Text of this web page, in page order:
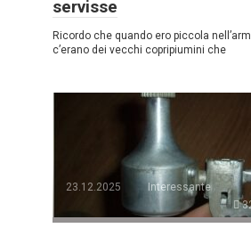
servisse
Ricordo che quando ero piccola
c’erano dei vecchi copripiumini che
23.12.2025
Interessante